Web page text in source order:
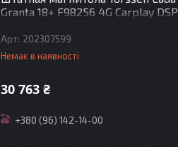
Granta 18+ F98256 4G Carplay DSP
202307599
Немає в наявності
30 763 ₴
+380 (96) 142-14-00